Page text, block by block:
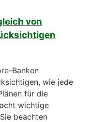
von
Banken
wie jede
für die
wichtige
beachten